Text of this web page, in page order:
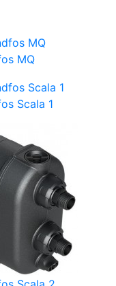
MQ
Scala 1